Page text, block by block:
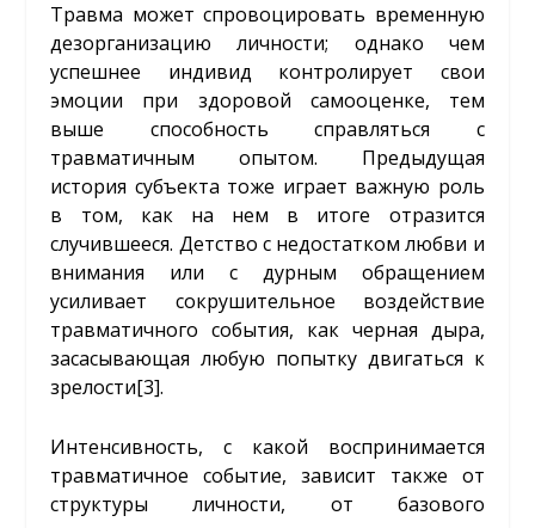
Травма может спровоцировать временную
дезорганизацию личности; однако чем
успешнее индивид контролирует свои
эмоции при здоровой самооценке, тем
выше способность справляться с
травматичным опытом. Предыдущая
история субъекта тоже играет важную роль
в том, как на нем в итоге отразится
случившееся. Детство с недостатком любви и
внимания или с дурным обращением
усиливает сокрушительное воздействие
травматичного события, как черная дыра,
засасывающая любую попытку двигаться к
зрелости[3].
Интенсивность, с какой воспринимается
травматичное событие, зависит также от
структуры личности, от базового